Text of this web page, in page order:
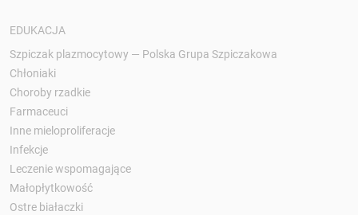
EDUKACJA
Szpiczak plazmocytowy — Polska Grupa Szpiczakowa
Chłoniaki
Choroby rzadkie
Farmaceuci
Inne mieloproliferacje
Infekcje
Leczenie wspomagające
Małopłytkowość
Ostre białaczki